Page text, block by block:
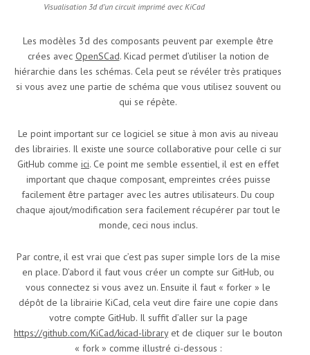
Visualisation 3d d’un circuit imprimé avec KiCad
Les modèles 3d des composants peuvent par exemple être
crées avec OpenSCad. Kicad permet d’utiliser la notion de
hiérarchie dans les schémas. Cela peut se révéler très pratiques
si vous avez une partie de schéma que vous utilisez souvent ou
qui se répète.
Le point important sur ce logiciel se situe à mon avis au niveau
des librairies. Il existe une source collaborative pour celle ci sur
GitHub comme ici. Ce point me semble essentiel, il est en effet
important que chaque composant, empreintes crées puisse
facilement être partager avec les autres utilisateurs. Du coup
chaque ajout/modification sera facilement récupérer par tout le
monde, ceci nous inclus.
Par contre, il est vrai que c’est pas super simple lors de la mise
en place. D’abord il faut vous créer un compte sur GitHub, ou
vous connectez si vous avez un. Ensuite il faut « forker » le
dépôt de la librairie KiCad, cela veut dire faire une copie dans
votre compte GitHub. Il suffit d’aller sur la page
https://github.com/KiCad/kicad-libraryet de cliquer sur le bouton
« fork » comme illustré ci-dessous :